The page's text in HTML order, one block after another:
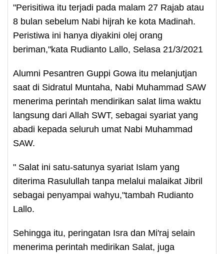
"Perisitiwa itu terjadi pada malam 27 Rajab atau
8 bulan sebelum Nabi hijrah ke kota Madinah.
Peristiwa ini hanya diyakini olej orang
beriman,"kata Rudianto Lallo, Selasa 21/3/2021
Alumni Pesantren Guppi Gowa itu melanjutjan
saat di Sidratul Muntaha, Nabi Muhammad SAW
menerima perintah mendirikan salat lima waktu
langsung dari Allah SWT, sebagai syariat yang
abadi kepada seluruh umat Nabi Muhammad
SAW.
" Salat ini satu-satunya syariat Islam yang
diterima Rasulullah tanpa melalui malaikat Jibril
sebagai penyampai wahyu,"tambah Rudianto
Lallo.
Sehingga itu, peringatan Isra dan Mi'raj selain
menerima perintah medirikan Salat, juga